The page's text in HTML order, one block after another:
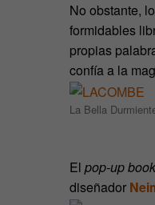
No obstante,
formidables
propias
confía a la
La Bella
El pop-up book
diseñador